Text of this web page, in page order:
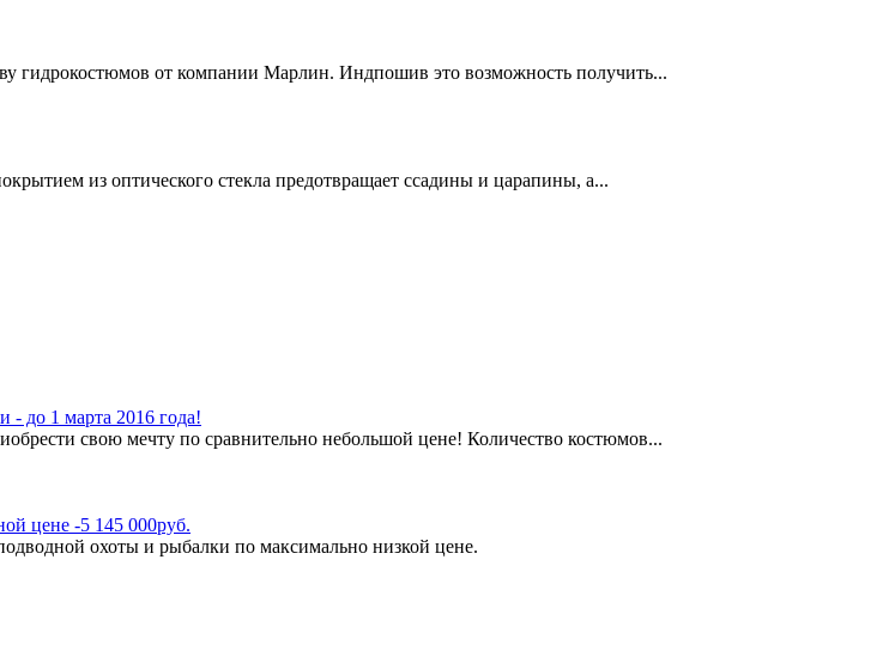
гидрокостюмов от компании Марлин. Индпошив это возможность получить...
из оптического стекла предотвращает ссадины и царапины, а...
1 марта 2016 года!
свою мечту по сравнительно небольшой цене! Количество костюмов...
цене -5 145 000руб.
охоты и рыбалки по максимально низкой цене.